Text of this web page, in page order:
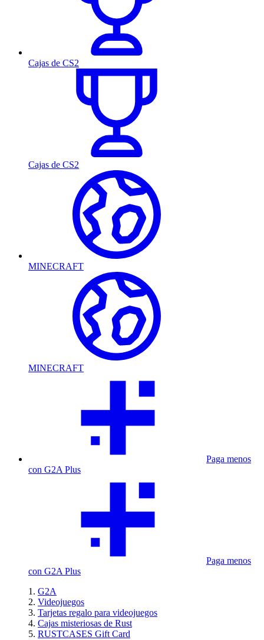
Cajas de CS2
Cajas de CS2
MINECRAFT
MINECRAFT
Paga menos
con G2A Plus
Paga menos
con G2A Plus
G2A
Videojuegos
Tarjetas regalo para videojuegos
Cajas misteriosas de Rust
RUSTCASES Gift Card